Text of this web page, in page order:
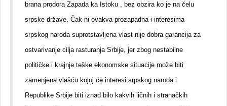
brana prodora Zapada ka Istoku , bez obzira ko je na čelu
srpske države. Čak ni ovakva prozapadna i interesima
srpskog naroda suprotstavljena vlast nije dobra garancija za
ostvarivanje cilja rasturanja Srbije, jer zbog nestabilne
političke i krajnje teške ekonomske situacije može biti
zamenjena vlašću kojoj će interesi srpskog naroda i
Republike Srbije biti iznad bilo kakvih ličnih i stranačkih